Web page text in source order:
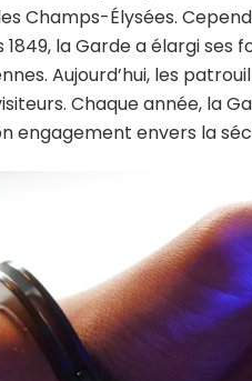
Champs-Élysées.
la Garde a élargi ses
Aujourd’hui, les
Chaque année, la
engagement envers la